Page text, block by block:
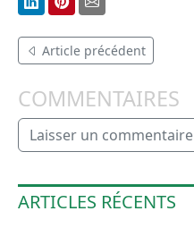
Article précédent
COMMENTAIRES
Laisser un commentaire
ARTICLES RÉCENTS